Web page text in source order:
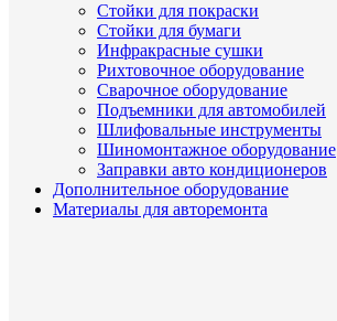
Стойки для покраски
Стойки для бумаги
Инфракрасные сушки
Рихтовочное оборудование
Сварочное оборудование
Подъемники для автомобилей
Шлифовальные инструменты
Шиномонтажное оборудование
Заправки авто кондиционеров
Дополнительное оборудование
Материалы для авторемонта